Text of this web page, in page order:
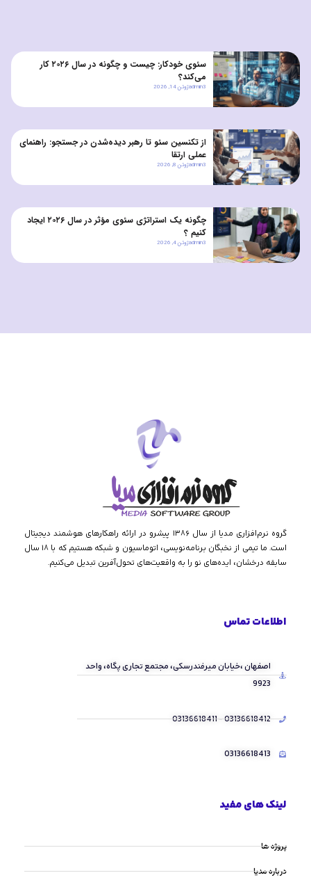
سئوی خودکار: چیست و چگونه در سال ۲۰۲۶ کار
می‌کند؟
admin3ژوئن 14, 2026
از تکنسین سئو تا رهبر دیده‌شدن در جستجو: راهنمای
عملی ارتقا
admin3ژوئن 8, 2026
چگونه یک استراتژی سئوی مؤثر در سال ۲۰۲۶ ایجاد
کنیم ؟
admin3ژوئن 4, 2026
گروه نرم‌افزاری مدیا از سال ۱۳۸۶ پیشرو در ارائه راهکارهای هوشمند دیجیتال
است. ما تیمی از نخبگان برنامه‌نویسی، اتوماسیون و شبکه هستیم که با ۱۸ سال
سابقه درخشان، ایده‌های نو را به واقعیت‌های تحول‌آفرین تبدیل می‌کنیم.
اطلاعات تماس
اصفهان ،خیابان میرفندرسکی، مجتمع تجاری پگاه، واحد
9923
03136618412 - 03136618411
03136618413
لینک های مفید
پروژه ها
درباره مدیا